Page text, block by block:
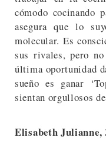
cómodo cocinando
asegura que lo
molecular. Es
sus rivales, pero no
última oportunidad
sueño es ganar
sientan orgullosos
Elisabeth Julianne,